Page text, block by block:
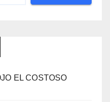
EL COSTOSO